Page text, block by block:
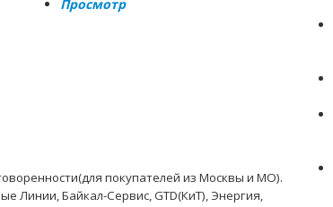
Просмотр
покупателей из Москвы и МО).
Линии, Байкал-Сервис, GTD(КиТ), Энергия,